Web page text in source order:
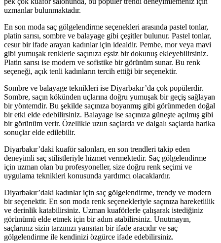
uzmanlar bulunmaktadır.
En son moda saç gölgelendirme seçenekleri arasında pastel tonlar,
platin sarısı, sombre ve balayage gibi çeşitler bulunur. Pastel tonlar,
cesur bir ifade arayan kadınlar için idealdir. Pembe, mor veya mavi
gibi yumuşak renklerle saçınıza eşsiz bir dokunuş ekleyebilirsiniz.
Platin sarısı ise modern ve sofistike bir görünüm sunar. Bu renk
seçeneği, açık tenli kadınların tercih ettiği bir seçenektir.
Sombre ve balayage teknikleri ise Diyarbakır’da çok popülerdir.
Sombre, saçın kökünden uçlarına doğru yumuşak bir geçiş sağlayan
bir yöntemdir. Bu şekilde saçınıza boyanmış gibi görünmeden doğal
bir etki elde edebilirsiniz. Balayage ise saçınıza güneşte açılmış gibi
bir görünüm verir. Özellikle uzun saçlarda ve dalgalı saçlarda harika
sonuçlar elde edilebilir.
Diyarbakır’daki kuaför salonları, en son trendleri takip eden
deneyimli saç stilistleriyle hizmet vermektedir. Saç gölgelendirme
için uzman olan bu profesyoneller, size doğru renk seçimi ve
uygulama teknikleri konusunda yardımcı olacaklardır.
Diyarbakır’daki kadınlar için saç gölgelendirme, trendy ve modern
bir seçenektir. En son moda renk seçenekleriyle saçınıza hareketlilik
ve derinlik katabilirsiniz. Uzman kuaförlerle çalışarak istediğiniz
görünümü elde etmek için bir adım atabilirsiniz. Unutmayın,
saçlarınız sizin tarzınızı yansıtan bir ifade aracıdır ve saç
gölgelendirme ile kendinizi özgürce ifade edebilirsiniz.